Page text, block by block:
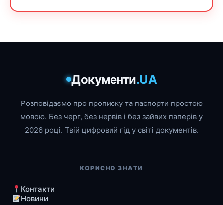
Документи.UA
Розповідаємо про прописку та паспорти простою
мовою. Без черг, без нервів і без зайвих паперів у
2026 році. Твій цифровий гід у світі документів.
КОРИСНО ЗНАТИ
Контакти
Новини